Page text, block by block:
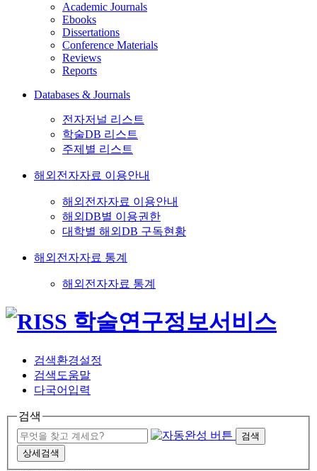
Academic Journals
Ebooks
Dissertations
Conference Materials
Reviews
Reports
Databases & Journals
전자저널 리스트
학술DB 리스트
주제별 리스트
해외전자자료 이용안내
해외전자자료 이용안내
해외DB별 이용권한
대학별 해외DB 구독현황
해외전자자료 통계
해외전자자료 통계
검색환경설정
검색도움말
다국어입력
검색
검색
상세검색